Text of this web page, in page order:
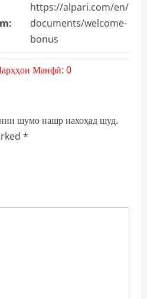
https://alpari.com/en/
documents/welcome-
bonus
Манфӣ: 0
шумо нашр нахоҳад шуд.
*